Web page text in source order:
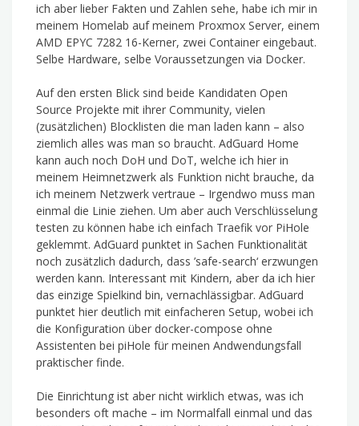
ich aber lieber Fakten und Zahlen sehe, habe ich mir in
meinem Homelab auf meinem Proxmox Server, einem
AMD EPYC 7282 16-Kerner, zwei Container eingebaut.
Selbe Hardware, selbe Voraussetzungen via Docker.
Auf den ersten Blick sind beide Kandidaten Open
Source Projekte mit ihrer Community, vielen
(zusätzlichen) Blocklisten die man laden kann – also
ziemlich alles was man so braucht. AdGuard Home
kann auch noch DoH und DoT, welche ich hier in
meinem Heimnetzwerk als Funktion nicht brauche, da
ich meinem Netzwerk vertraue – Irgendwo muss man
einmal die Linie ziehen. Um aber auch Verschlüsselung
testen zu können habe ich einfach Traefik vor PiHole
geklemmt. AdGuard punktet in Sachen Funktionalität
noch zusätzlich dadurch, dass ’safe-search‘ erzwungen
werden kann. Interessant mit Kindern, aber da ich hier
das einzige Spielkind bin, vernachlässigbar. AdGuard
punktet hier deutlich mit einfacheren Setup, wobei ich
die Konfiguration über docker-compose ohne
Assistenten bei piHole für meinen Andwendungsfall
praktischer finde.
Die Einrichtung ist aber nicht wirklich etwas, was ich
besonders oft mache – im Normalfall einmal und das